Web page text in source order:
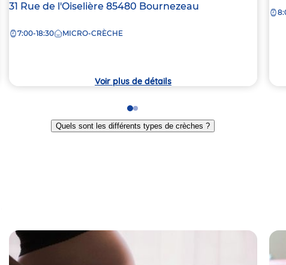
Adresse
la
31 Rue de l'Oiselière 85480 Bournezeau
7:00-18:30 MICRO-CRÈCHE
Voir plus de détails
la
Go
to
slide
Go
to
slide
Quels sont les différents types de crèches ?